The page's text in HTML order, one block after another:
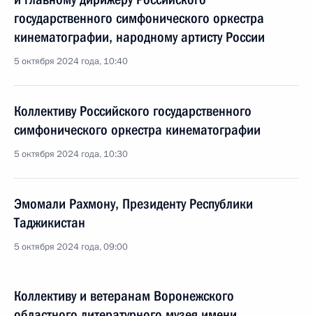
государственного симфонического оркестра
кинематографии, народному артисту России
5 октября 2024 года, 10:40
Коллективу Российского государственного
симфонического оркестра кинематографии
5 октября 2024 года, 10:30
Эмомали Рахмону, Президенту Республики
Таджикистан
5 октября 2024 года, 09:00
Коллективу и ветеранам Воронежского